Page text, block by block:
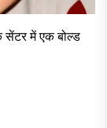
में एक बोल्ड